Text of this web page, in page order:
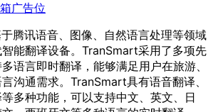
腾讯语音、图像、自然语言处理等领域
能翻译设备。TranSmart采用了多项先
语言即时翻译，能够满足用户在旅游、
沟通需求。TranSmart具有语音翻译、
多种功能，可以支持中文、英文、日